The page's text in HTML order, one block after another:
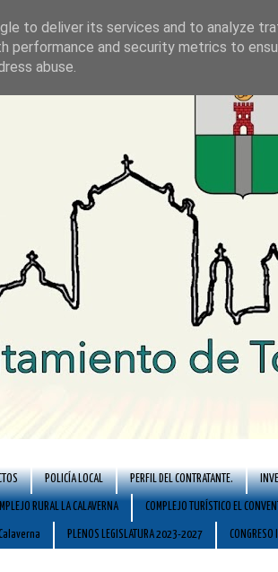
POLICÍA LOCAL PERFIL DEL CONTRATANTE.
RURAL LA CALAVERNA COMPLEJO TURÍSTICO EL
PLENOS LEGISLATURA 2023-2027 CONGRESO
to deliver its services and to analyze
performance and security metrics to
abuse.